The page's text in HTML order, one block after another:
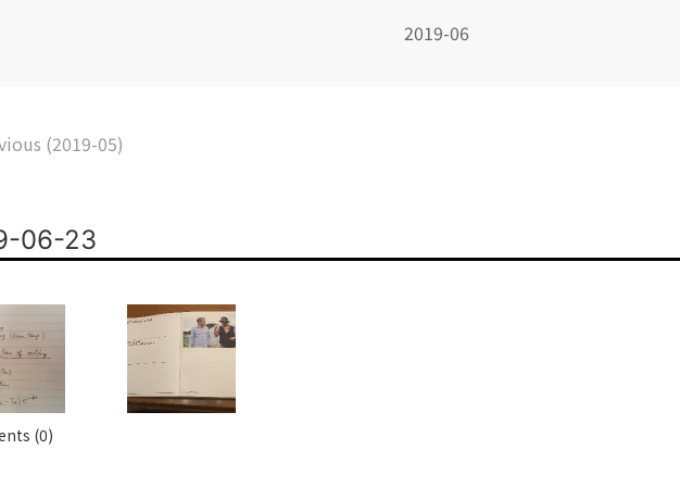
2019-06
(2019-05)
06-23
(0)